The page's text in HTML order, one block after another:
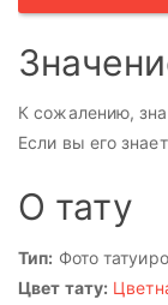
К сожалению,
Если вы его
О тату
Тип: Фото
Цвет тату: